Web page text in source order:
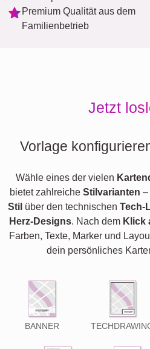
Premium Qualität aus dem
Familienbetrieb
Jetzt
Vorlage
Wähle eines der vielen
bietet zahlreiche Stilvarianten –
Stil über den technischen Tech-
Herz-Designs. Nach dem Klick
Farben, Texte, Marker und
dein persönliches
BANNER